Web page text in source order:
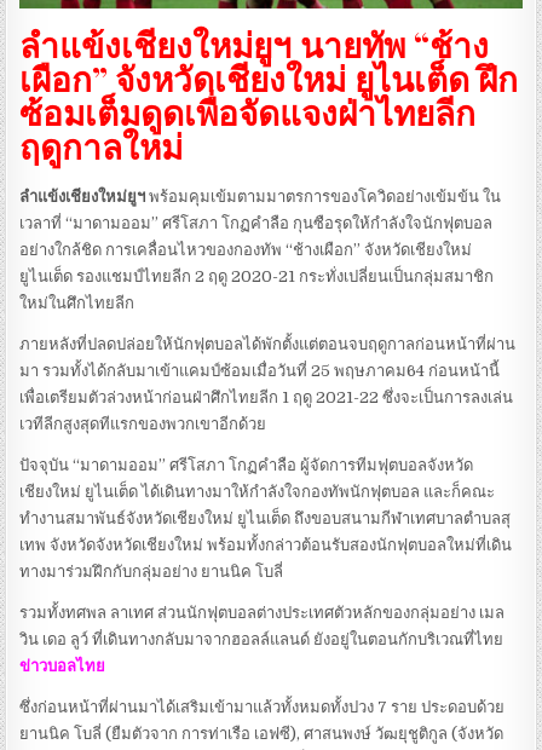
ลำแข้งเชียงใหม่ยูฯ นายทัพ “ช้าง
เผือก” จังหวัดเชียงใหม่ ยูไนเต็ด ฝึก
ซ้อมเต็มดูดเพื่อจัดแจงฝ่าไทยลีก
ฤดูกาลใหม่
ลำแข้งเชียงใหม่ยูฯ พร้อมคุมเข้มตามมาตรการของโควิดอย่างเข้มข้น ใน
เวลาที่ “มาดามออม” ศรีโสภา โกฏคำลือ กุนซือรุดให้กำลังใจนักฟุตบอล
อย่างใกล้ชิด การเคลื่อนไหวของกองทัพ “ช้างเผือก” จังหวัดเชียงใหม่
ยูไนเต็ด รองแชมป์ไทยลีก 2 ฤดู 2020-21 กระทั่งเปลี่ยนเป็นกลุ่มสมาชิก
ใหม่ในศึกไทยลีก
ภายหลังที่ปลดปล่อยให้นักฟุตบอลได้พักตั้งแต่ตอนจบฤดูกาลก่อนหน้าที่ผ่าน
มา รวมทั้งได้กลับมาเข้าแคมป์ซ้อมเมื่อวันที่ 25 พฤษภาคม64 ก่อนหน้านี้
เพื่อเตรียมตัวล่วงหน้าก่อนฝ่าศึกไทยลีก 1 ฤดู 2021-22 ซึ่งจะเป็นการลงเล่น
เวทีลีกสูงสุดทีแรกของพวกเขาอีกด้วย
ปัจจุบัน “มาดามออม” ศรีโสภา โกฏคำลือ ผู้จัดการทีมฟุตบอลจังหวัด
เชียงใหม่ ยูไนเต็ด ได้เดินทางมาให้กำลังใจกองทัพนักฟุตบอล และก็คณะ
ทำงานสมาพันธ์จังหวัดเชียงใหม่ ยูไนเต็ด ถึงขอบสนามกีฬาเทศบาลตำบลสุ
เทพ จังหวัดจังหวัดเชียงใหม่ พร้อมทั้งกล่าวต้อนรับสองนักฟุตบอลใหม่ที่เดิน
ทางมาร่วมฝึกกับกลุ่มอย่าง ยานนิค โบลี่
รวมทั้งทศพล ลาเทศ ส่วนนักฟุตบอลต่างประเทศตัวหลักของกลุ่มอย่าง เมล
วิน เดอ ลูว์ ที่เดินทางกลับมาจากฮอลล์แลนด์ ยังอยู่ในตอนกักบริเวณที่ไทย
ข่าวบอลไทย
ซึ่งก่อนหน้าที่ผ่านมาได้เสริมเข้ามาแล้วทั้งหมดทั้งปวง 7 ราย ประดอบด้วย
ยานนิค โบลี่ (ยืมตัวจาก การท่าเรือ เอฟซี), ศาสนพงษ์ วัฒยุชูติกูล (จังหวัด